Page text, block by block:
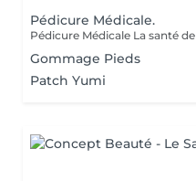
Pédicure Médicale.
Gommage Pieds
Patch Yumi